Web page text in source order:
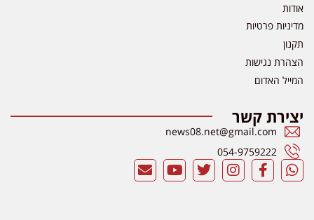
אודות
מדיניות פרטיות
תקנון
הצהרת נגישות
המייל האדום
יצירת קשר
news08.net@gmail.com
054-9759222